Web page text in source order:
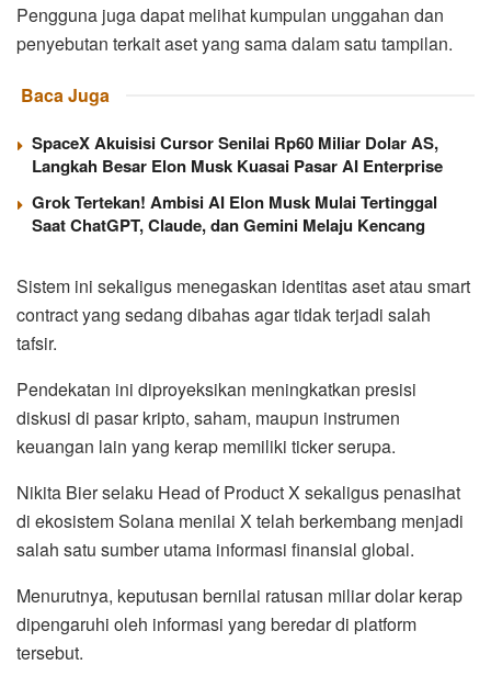
Pengguna juga dapat melihat kumpulan unggahan dan
penyebutan terkait aset yang sama dalam satu tampilan.
Baca Juga
SpaceX Akuisisi Cursor Senilai Rp60 Miliar Dolar AS,
Langkah Besar Elon Musk Kuasai Pasar AI Enterprise
Grok Tertekan! Ambisi AI Elon Musk Mulai Tertinggal
Saat ChatGPT, Claude, dan Gemini Melaju Kencang
Sistem ini sekaligus menegaskan identitas aset atau smart
contract yang sedang dibahas agar tidak terjadi salah
tafsir.
Pendekatan ini diproyeksikan meningkatkan presisi
diskusi di pasar kripto, saham, maupun instrumen
keuangan lain yang kerap memiliki ticker serupa.
Nikita Bier selaku Head of Product X sekaligus penasihat
di ekosistem Solana menilai X telah berkembang menjadi
salah satu sumber utama informasi finansial global.
Menurutnya, keputusan bernilai ratusan miliar dolar kerap
dipengaruhi oleh informasi yang beredar di platform
tersebut.